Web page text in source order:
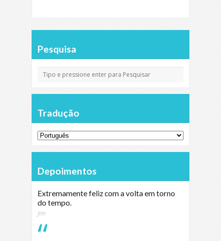
Pesquisa
Tradução
Depoimentos
Extremamente feliz com a volta em torno
do tempo.
Jim